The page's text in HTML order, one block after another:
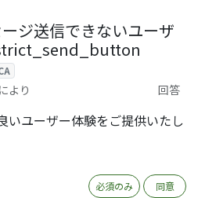
ジ送信できないユーザ
より
回答
ージ投稿とメール送信
いユーザー体験をご提供いたし
必須のみ 同意